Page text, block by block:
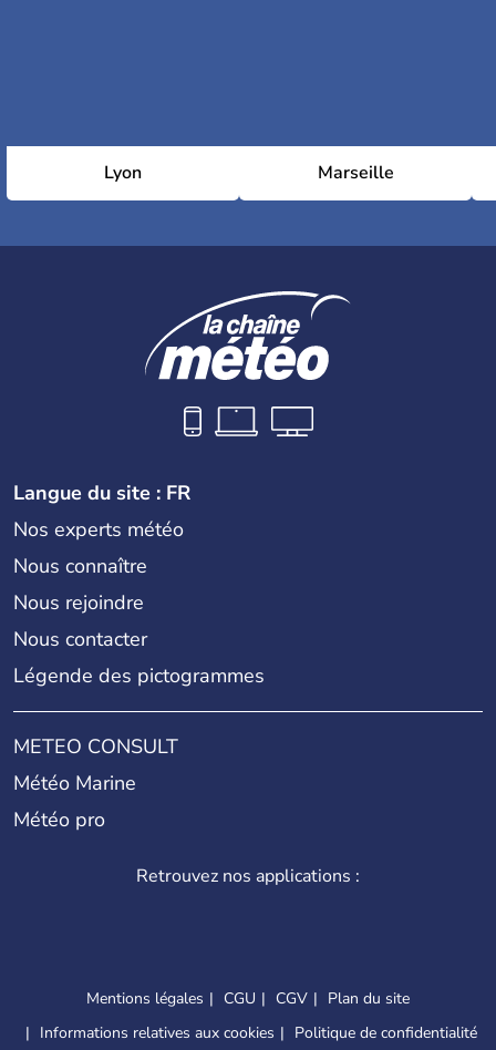
Lyon Marseille
Langue du site : FR
Nos experts météo
Nous connaître
Nous rejoindre
Nous contacter
Légende des pictogrammes
METEO CONSULT
Météo Marine
Météo pro
Retrouvez nos applications :
Mentions légales CGU CGV
Plan du site
Informations relatives aux cookies
Politique de confidentialité